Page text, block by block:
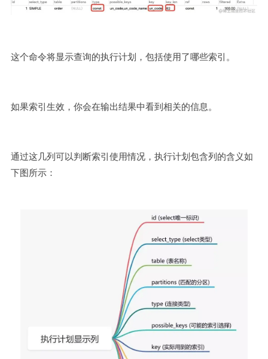
这个命令将显示查询的执行计划，包括使用了哪些索引。
如果索引生效，你会在输出结果中看到相关的信息。
通过这几列可以判断索引使用情况，执行计划包含列的含义如
下图所示：